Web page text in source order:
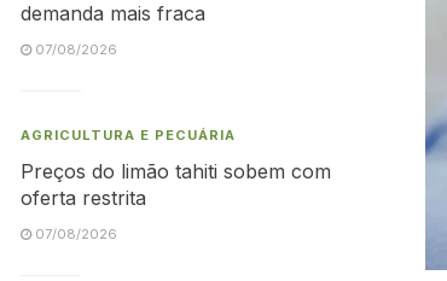
demanda mais fraca
07/08/2026
AGRICULTURA E PECUÁRIA
Preços do limão tahiti sobem com
oferta restrita
07/08/2026